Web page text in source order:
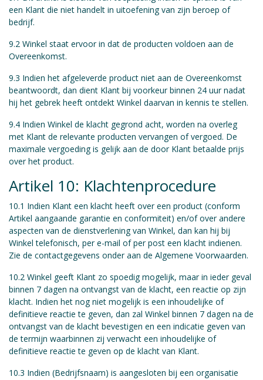
een Klant die niet handelt in uitoefening van zijn beroep of
bedrijf.
9.2 Winkel staat ervoor in dat de producten voldoen aan de
Overeenkomst.
9.3 Indien het afgeleverde product niet aan de Overeenkomst
beantwoordt, dan dient Klant bij voorkeur binnen 24 uur nadat
hij het gebrek heeft ontdekt Winkel daarvan in kennis te stellen.
9.4 Indien Winkel de klacht gegrond acht, worden na overleg
met Klant de relevante producten vervangen of vergoed. De
maximale vergoeding is gelijk aan de door Klant betaalde prijs
over het product.
Artikel 10: Klachtenprocedure
10.1 Indien Klant een klacht heeft over een product (conform
Artikel aangaande garantie en conformiteit) en/of over andere
aspecten van de dienstverlening van Winkel, dan kan hij bij
Winkel telefonisch, per e-mail of per post een klacht indienen.
Zie de contactgegevens onder aan de Algemene Voorwaarden.
10.2 Winkel geeft Klant zo spoedig mogelijk, maar in ieder geval
binnen 7 dagen na ontvangst van de klacht, een reactie op zijn
klacht. Indien het nog niet mogelijk is een inhoudelijke of
definitieve reactie te geven, dan zal Winkel binnen 7 dagen na de
ontvangst van de klacht bevestigen en een indicatie geven van
de termijn waarbinnen zij verwacht een inhoudelijke of
definitieve reactie te geven op de klacht van Klant.
10.3 Indien (Bedrijfsnaam) is aangesloten bij een organisatie